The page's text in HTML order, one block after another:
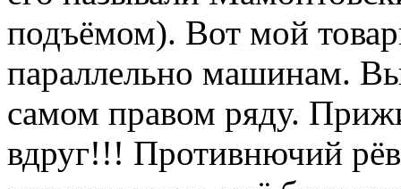
подъёмом). Вот мой
параллельно машинам.
самом правом ряду.
вдруг!!! Противнючий